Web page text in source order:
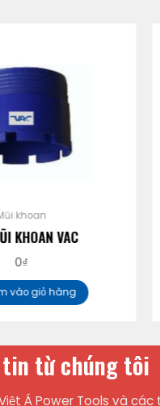
khoan
VAC
giỏ hàng
từ chúng tôi
Á Power Tools và các